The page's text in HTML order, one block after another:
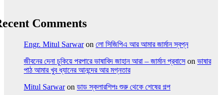
Comments
Engr. Mitul Sarwaron লো সিজিপিএ আর আমার জার্মান স্বপ্ন
জীবনের দেনা চুকিয়ে পরপারে ভাষাবিদ জাহান আরা – জার্মান প্রবাসেon ভাষার
পাঠ আমার খুব ধ্যানের আনন্দের আর মগ্নতার
Mitul Sarwaron ডাড স্কলারশিপঃ শুরু থেকে শেষের গল্প